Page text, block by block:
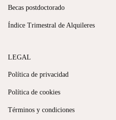
Becas postdoctorado
Índice Trimestral de Alquileres
LEGAL
Política de privacidad
Política de cookies
Términos y condiciones